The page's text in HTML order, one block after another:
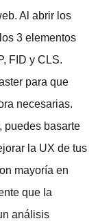
Al abrir los
3 elementos
FID y CLS.
para que
necesarias.
puedes basarte
la UX de tus
mayoría en
que la
análisis